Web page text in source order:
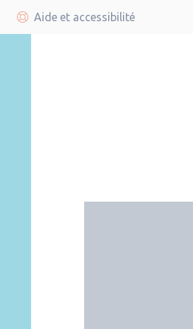
Aide et accessibilité